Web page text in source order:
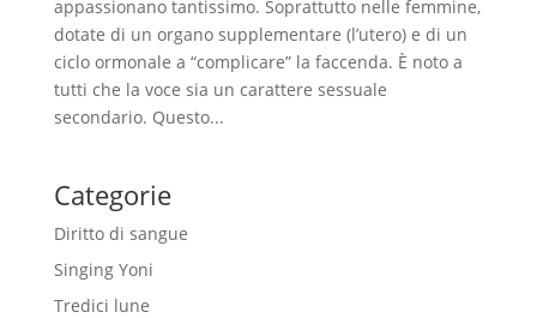
appassionano tantissimo. Soprattutto nelle femmine,
dotate di un organo supplementare (l’utero) e di un
ciclo ormonale a “complicare” la faccenda. È noto a
tutti che la voce sia un carattere sessuale
secondario. Questo...
Categorie
Diritto di sangue
Singing Yoni
Tredici lune